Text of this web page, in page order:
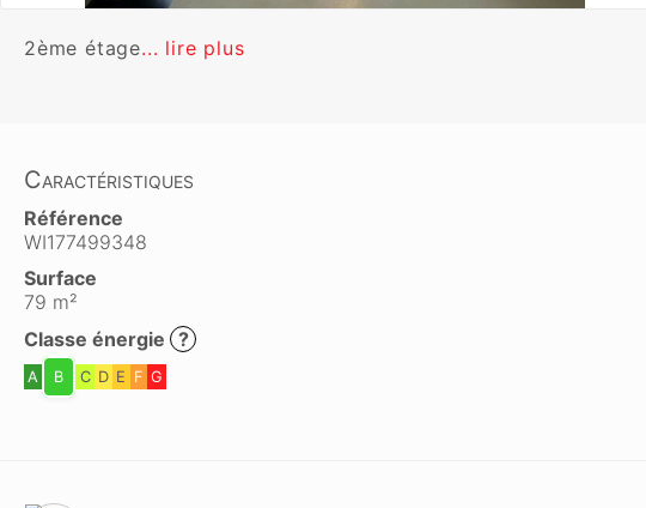
2ème étage... lire plus
Caractéristiques
Référence
WI177499348
Surface
79 m²
Classe énergie ?
A B C D E F G